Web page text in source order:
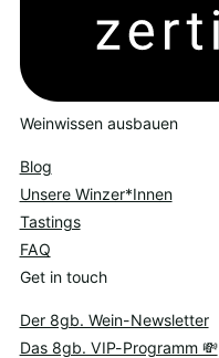
Weinwissen ausbauen
Blog
Unsere Winzer*Innen
Tastings
FAQ
Get in touch
Der 8gb. Wein-Newsletter
Das 8gb. VIP-Programm 💸